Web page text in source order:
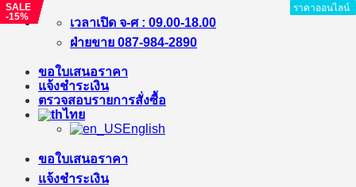
ข้าม
เนื้อหา
เวลาเปิด จ-ศ : 09.00-18.00
ฝ่ายขาย 087-984-2890
ขอใบเสนอราคา
แจ้งชำระเงิน
ตรวจสอบรายการสั่งซื้อ
ไทย
English
ขอใบเสนอราคา
แจ้งชำระเงิน
SALE
-15%
ราคาออนไลน์
SALE
-%
ราคาออนไลน์
SALE
-20%
ราคาออนไลน์
SALE
-21%
ราคาออนไลน์
SALE
-%
ราคาออนไลน์
SALE
-%
ราคาออนไลน์
SALE
-%
ราคาออนไลน์
SALE
-%
ราคาออนไลน์